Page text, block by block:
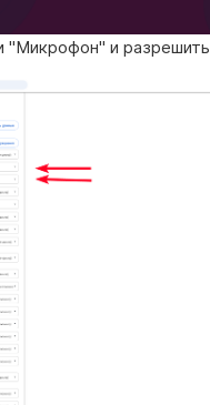
"Микрофон" и